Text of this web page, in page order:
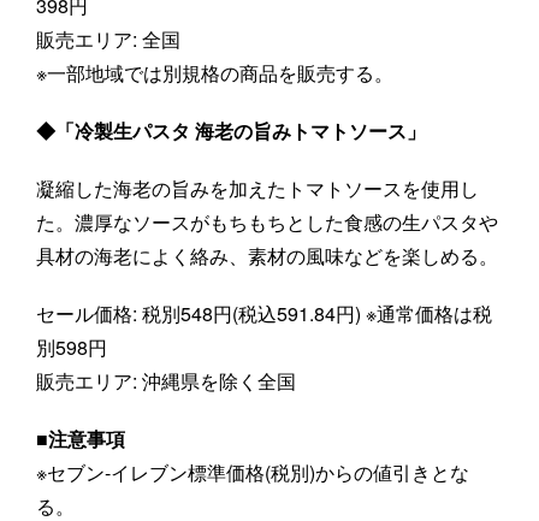
販売エリア: 全国
※一部地域では別規格の商品を販売する。
◆「冷製生パスタ 海老の旨みトマトソース」
凝縮した海老の旨みを加えたトマトソースを使用し
た。濃厚なソースがもちもちとした食感の生パスタや
具材の海老によく絡み、素材の風味などを楽しめる。
セール価格: 税別548円(税込591.84円) ※通常価格は税
別598円
販売エリア: 沖縄県を除く全国
■注意事項
※セブン‐イレブン標準価格(税別)からの値引きとな
る。